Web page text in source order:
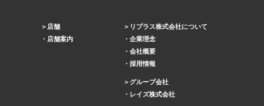
店舗
店舗案内
リプラス株式会社について
企業理念
会社概要
採用情報
グループ会社
レイズ株式会社